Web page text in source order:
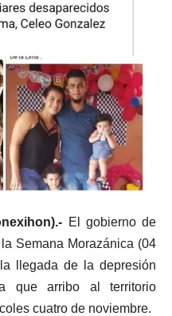
El gobierno de
Semana Morazánica (04
llegada de la depresión
que arribo al territorio
cuatro de noviembre.